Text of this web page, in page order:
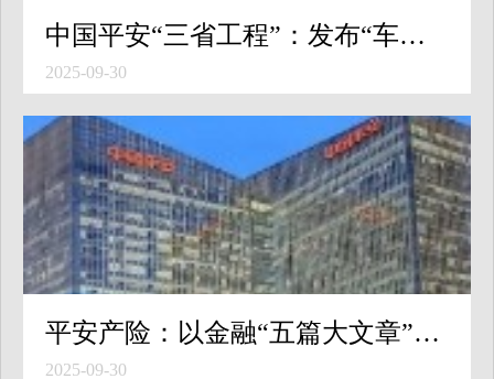
中国平安“三省工程”：发布“车险三省名片”，“三免全包办、服务好快省”定义好车险
2025-09-30
平安产险：以金融“五篇大文章”助力续写更大的深圳奇迹
2025-09-30